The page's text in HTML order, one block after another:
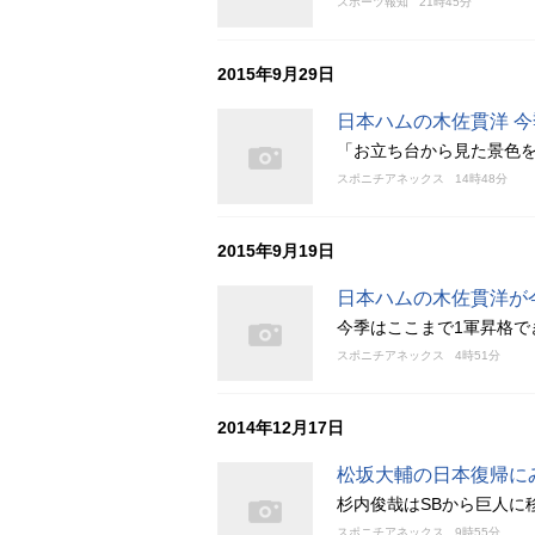
2015年9月29日
日本ハムの木佐貫洋
「お立ち台から見た景色
スポニチアネックス 14時48分
2015年9月19日
日本ハムの木佐貫洋
今季はここまで1軍昇格
スポニチアネックス 4時51分
2014年12月17日
松坂大輔の日本復帰
杉内俊哉はSBから巨人に
スポニチアネックス 9時55分